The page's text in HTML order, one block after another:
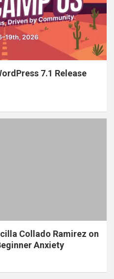
7.1 Release
Collado Ramirez on
Anxiety